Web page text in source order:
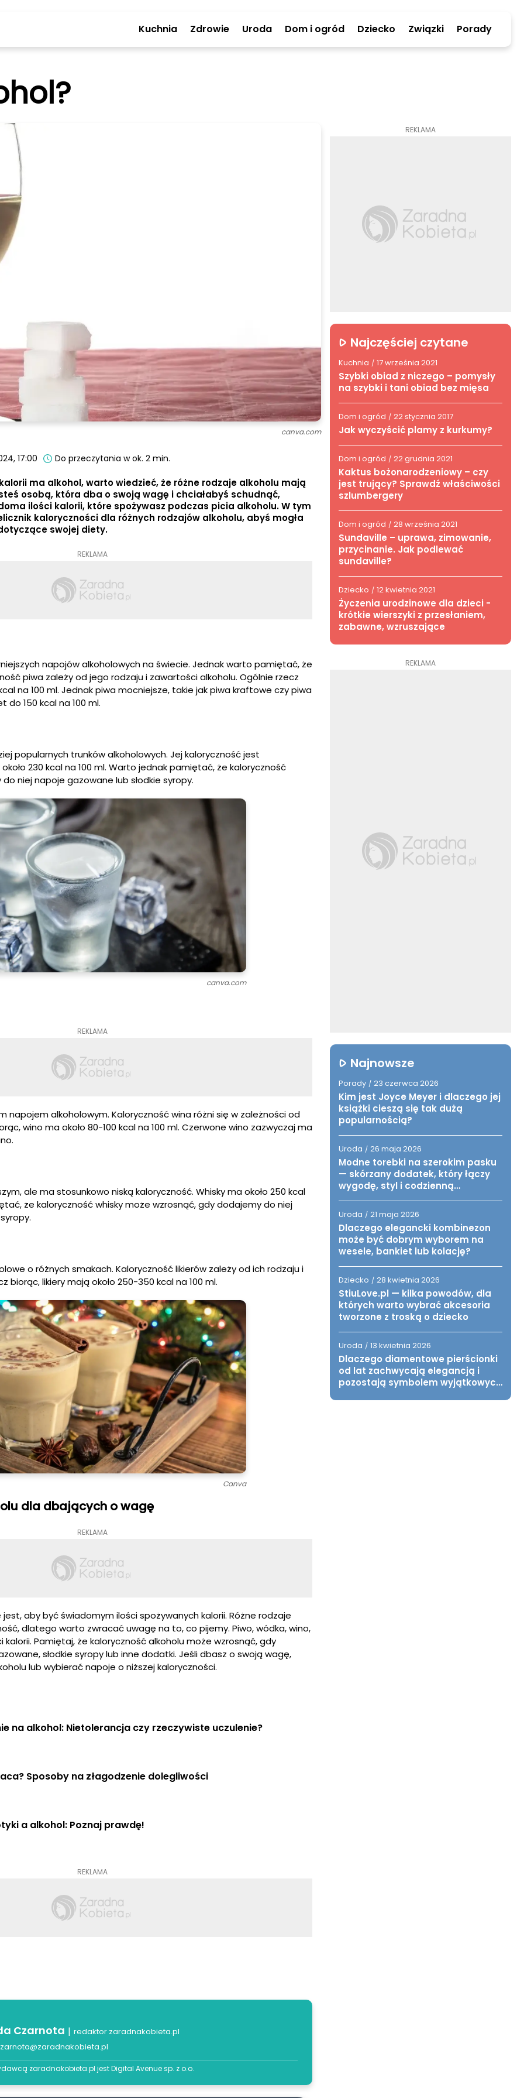
Kuchnia Zdrowie Uroda Dom i ogród Dziecko Związki Porady
canva.com
17:00 Do przeczytania w ok. 2 min.
ma alkohol, warto wiedzieć, że różne rodzaje alkoholu mają
osobą, która dba o swoją wagę i chciałabyś schudnąć,
ilości kalorii, które spożywasz podczas picia alkoholu. W tym
kaloryczności dla różnych rodzajów alkoholu, abyś mogła
swojej diety.
REKLAMA
napojów alkoholowych na świecie. Jednak warto pamiętać, że
piwa zależy od jego rodzaju i zawartości alkoholu. Ogólnie rzecz
na 100 ml. Jednak piwa mocniejsze, takie jak piwa kraftowe czy piwa
do 150 kcal na 100 ml.
popularnych trunków alkoholowych. Jej kaloryczność jest
230 kcal na 100 ml. Warto jednak pamiętać, że kaloryczność
niej napoje gazowane lub słodkie syropy.
canva.com
REKLAMA
napojem alkoholowym. Kaloryczność wina różni się w zależności od
wino ma około 80-100 kcal na 100 ml. Czerwone wino zazwyczaj ma
ale ma stosunkowo niską kaloryczność. Whisky ma około 250 kcal
że kaloryczność whisky może wzrosnąć, gdy dodajemy do niej
o różnych smakach. Kaloryczność likierów zależy od ich rodzaju i
biorąc, likiery mają około 250-350 kcal na 100 ml.
Canva
dla dbających o wagę
REKLAMA
aby być świadomym ilości spożywanych kalorii. Różne rodzaje
dlatego warto zwracać uwagę na to, co pijemy. Piwo, wódka, wino,
kalorii. Pamiętaj, że kaloryczność alkoholu może wzrosnąć, gdy
słodkie syropy lub inne dodatki. Jeśli dbasz o swoją wagę,
lub wybierać napoje o niższej kaloryczności.
na alkohol: Nietolerancja czy rzeczywiste uczulenie?
Sposoby na złagodzenie dolegliwości
a alkohol: Poznaj prawdę!
REKLAMA
Czarnota | redaktor zaradnakobieta.pl
zaradnakobieta.pl jestDigital Avenue sp. z o.o.
REKLAMA
Najczęściej czytane
Kuchnia / 17 września 2021
Szybki obiad z niczego – pomysły
na szybki i tani obiad bez mięsa
Dom i ogród / 22 stycznia 2017
Jak wyczyścić plamy z kurkumy?
Dom i ogród / 22 grudnia 2021
Kaktus bożonarodzeniowy – czy
jest trujący? Sprawdź właściwości
szlumbergery
Dom i ogród / 28 września 2021
Sundaville – uprawa, zimowanie,
przycinanie. Jak podlewać
sundaville?
Dziecko / 12 kwietnia 2021
Życzenia urodzinowe dla dzieci -
krótkie wierszyki z przesłaniem,
zabawne, wzruszające
REKLAMA
Najnowsze
Porady / 23 czerwca 2026
Kim jest Joyce Meyer i dlaczego jej
książki cieszą się tak dużą
popularnością?
Uroda / 26 maja 2026
Modne torebki na szerokim pasku
— skórzany dodatek, który łączy
wygodę, styl i codzienną
Uroda / 21 maja 2026
Dlaczego elegancki kombinezon
może być dobrym wyborem na
wesele, bankiet lub kolację?
Dziecko / 28 kwietnia 2026
StiuLove.pl — kilka powodów, dla
których warto wybrać akcesoria
tworzone z troską o dziecko
Uroda / 13 kwietnia 2026
Dlaczego diamentowe pierścionki
od lat zachwycają elegancją i
pozostają symbolem wyjątkowych